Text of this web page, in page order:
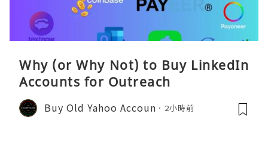
Why (or Why Not) to Buy LinkedIn
Accounts for Outreach
Buy Old Yahoo Accoun 2小時前